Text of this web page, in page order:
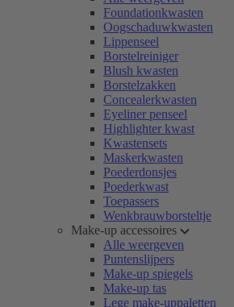
Foundationkwasten
Oogschaduwkwasten
Lippenseel
Borstelreiniger
Blush kwasten
Borstelzakken
Concealerkwasten
Eyeliner penseel
Highlighter kwast
Kwastensets
Maskerkwasten
Poederdonsjes
Poederkwast
Toepassers
Wenkbrauwborsteltje
Make-up accessoires
Alle weergeven
Puntenslijpers
Make-up spiegels
Make-up tas
Lege make-uppaletten